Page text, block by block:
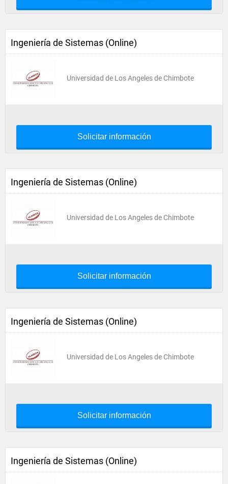
Ingeniería de Sistemas (Online)
Universidad de Los Angeles de Chimbote
Solicitar información
Ingeniería de Sistemas (Online)
Universidad de Los Angeles de Chimbote
Solicitar información
Ingeniería de Sistemas (Online)
Universidad de Los Angeles de Chimbote
Solicitar información
Ingeniería de Sistemas (Online)